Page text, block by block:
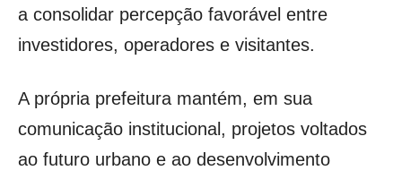
a consolidar percepção favorável entre
investidores, operadores e visitantes.
A própria prefeitura mantém, em sua
comunicação institucional, projetos voltados
ao futuro urbano e ao desenvolvimento